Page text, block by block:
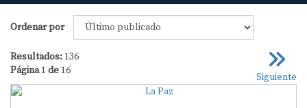
Ordenar por
Siguiente
Resultados:136
Página1 de16